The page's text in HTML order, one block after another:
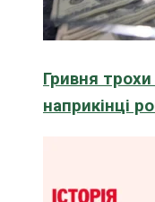
Гривня
наприкінці